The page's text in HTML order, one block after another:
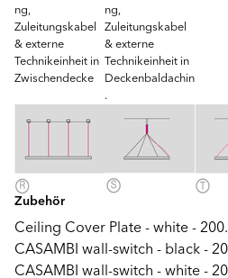
ng,
Zuleitungskabel
& externe
Technikeinheit in
Zwischendecke
ng,
Zuleitungskabel
& externe
Technikeinheit in
Deckenbaldachin
.
Zubehör
Ceiling Cover Plate - white -
CASAMBI wall-switch - black -
CASAMBI wall-switch - white -